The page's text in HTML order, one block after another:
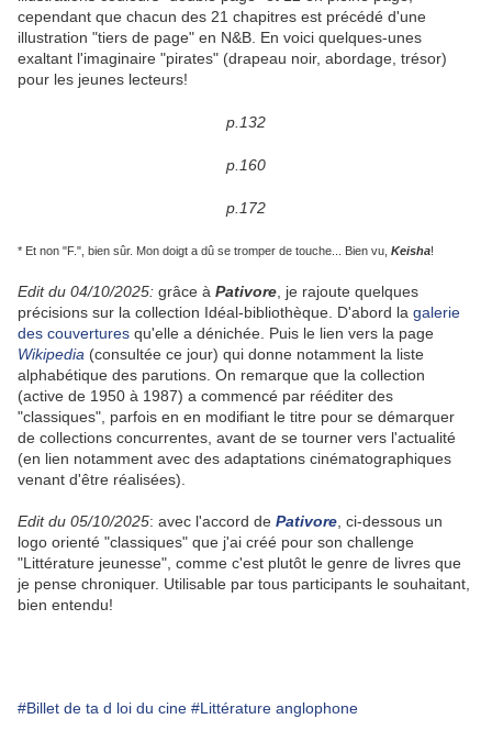
cependant que chacun des 21 chapitres est précédé d'une
illustration "tiers de page" en N&B. En voici quelques-unes
exaltant l'imaginaire "pirates" (drapeau noir, abordage, trésor)
pour les jeunes lecteurs!
p.132
p.160
p.172
* Et non "F.", bien sûr. Mon doigt a dû se tromper de touche... Bien vu, Keisha!
Edit du 04/10/2025: grâce à Pativore , je rajoute quelques
précisions sur la collection Idéal-bibliothèque. D'abord la galerie
des couvertures qu'elle a dénichée. Puis le lien vers la page
Wikipedia (consultée ce jour) qui donne notamment la liste
alphabétique des parutions. On remarque que la collection
(active de 1950 à 1987) a commencé par rééditer des
"classiques", parfois en en modifiant le titre pour se démarquer
de collections concurrentes, avant de se tourner vers l'actualité
(en lien notamment avec des adaptations cinématographiques
venant d'être réalisées).
Edit du 05/10/2025: avec l'accord de Pativore , ci-dessous un
logo orienté "classiques" que j'ai créé pour son challenge
"Littérature jeunesse", comme c'est plutôt le genre de livres que
je pense chroniquer. Utilisable par tous participants le souhaitant,
bien entendu!
#Billet de ta d loi du cine #Littérature anglophone